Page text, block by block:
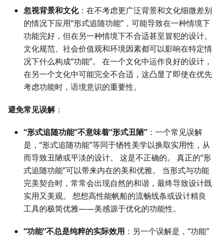
忽视背景和文化：在不考虑更广泛背景和文化细微差别
的情况下应用“形式追随功能”，可能导致在一种情境下
功能完好，但在另一种情境下不合适甚至冒犯的设计。
文化规范、社会价值观和环境因素都可以影响在特定情
况下什么构成“功能”。 在一个文化中运作良好的设计，
在另一个文化中可能完全不合适，这凸显了即使在优先
考虑功能时，语境意识的重要性。
避免常见误解：
“形式追随功能”不意味着“形式丑陋” ：一个常见误解
是，“形式追随功能”等同于牺牲美学以换取实用性，从
而导致丑陋或平淡的设计。 这是不正确的。 真正的“形
式追随功能”可以带来内在的美和优雅。 当形式与功能
完美契合时，常常会出现自然的和谐，最终导致设计既
实用又美观。 想想高性能帆船的流畅线条或设计精良
工具的极简优雅——美感源于优化的功能性。
“功能”不总是纯粹的实际效用 ：另一个误解是，“功能”